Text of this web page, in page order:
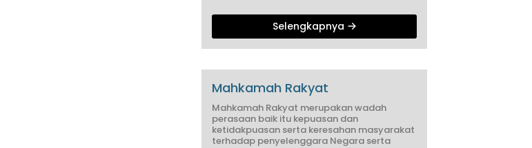
Selengkapnya
Mahkamah Rakyat
Mahkamah Rakyat merupakan wadah
perasaan baik itu kepuasan dan
ketidakpuasan serta keresahan masyarakat
terhadap penyelenggara Negara serta